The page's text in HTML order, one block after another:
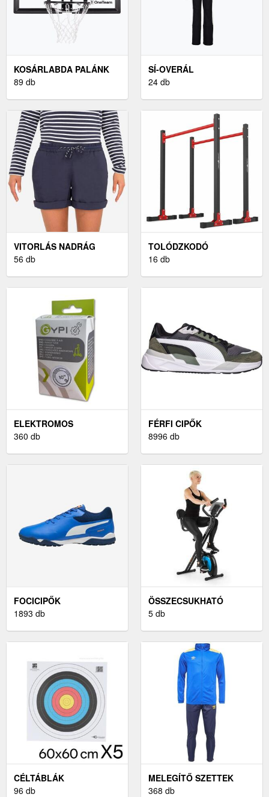
KOSÁRLABDA PALÁNK
89 db
SÍ-OVERÁL
24 db
VITORLÁS NADRÁG
56 db
TOLÓDZKODÓ
ÁLLVÁNYOK
16 db
ELEKTROMOS
ROLLEREK
360 db
FÉRFI CIPŐK
8996 db
FOCICIPŐK
1893 db
ÖSSZECSUKHATÓ
SZOBABICIKLIK
5 db
CÉLTÁBLÁK
96 db
MELEGÍTŐ SZETTEK
368 db